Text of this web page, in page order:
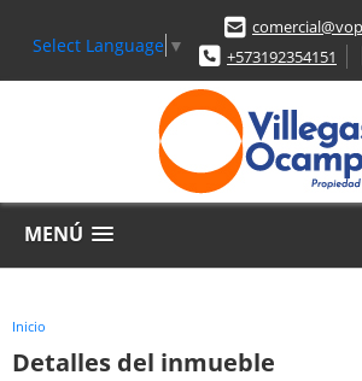
Select Language ▼
+573192354151
MENÚ
Inicio
Detalles del inmueble